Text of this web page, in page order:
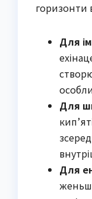
горизонти
Для
Для
Для